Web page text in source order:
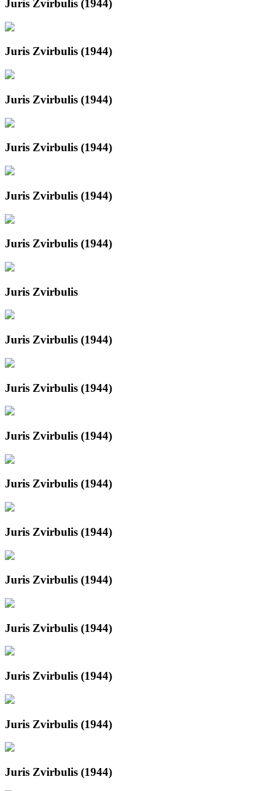
Juris Zvirbulis (1944)
Juris Zvirbulis (1944)
Juris Zvirbulis (1944)
Juris Zvirbulis (1944)
Juris Zvirbulis (1944)
Juris Zvirbulis (1944)
Juris Zvirbulis
Juris Zvirbulis (1944)
Juris Zvirbulis (1944)
Juris Zvirbulis (1944)
Juris Zvirbulis (1944)
Juris Zvirbulis (1944)
Juris Zvirbulis (1944)
Juris Zvirbulis (1944)
Juris Zvirbulis (1944)
Juris Zvirbulis (1944)
Juris Zvirbulis (1944)